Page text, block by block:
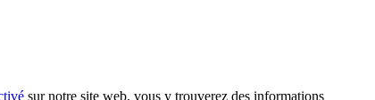
sur notre site web, vous y trouverez des informations